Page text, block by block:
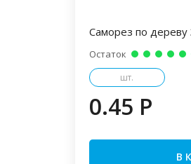
Саморез по
Остаток
шт.
0.45 P
В